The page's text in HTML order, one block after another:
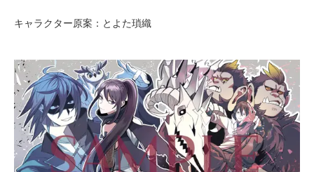
キャラクター原案：とよた瑣織